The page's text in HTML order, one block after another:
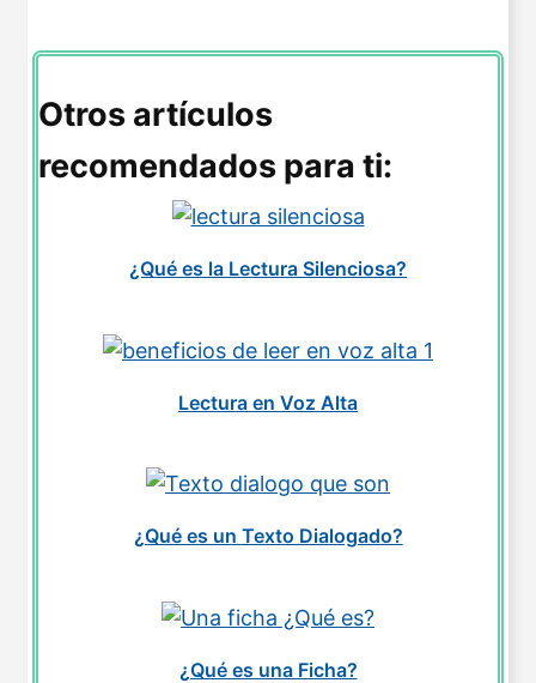
Otros artículos
recomendados para ti:
¿Qué es la Lectura Silenciosa?
Lectura en Voz Alta
¿Qué es un Texto Dialogado?
¿Qué es una Ficha?